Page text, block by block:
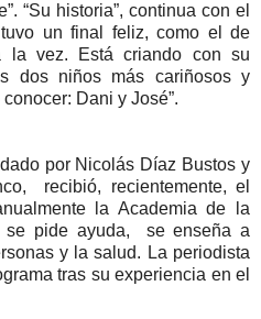
“Su historia”, continua con el
tuvo un final feliz, como el de
la vez. Está criando con su
dos niños más cariñosos y
Dani y José”.
por Nicolás Díaz Bustos y
recibió, recientemente, el
la Academia de
la
se pide ayuda, se enseña a
y la salud. La periodista
tras su experiencia en el